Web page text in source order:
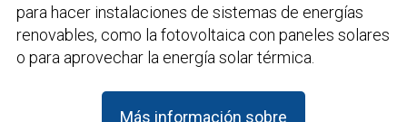
para hacer instalaciones de sistemas de energías
renovables, como la fotovoltaica con paneles solares
o para aprovechar la energía solar térmica.
Más información sobre